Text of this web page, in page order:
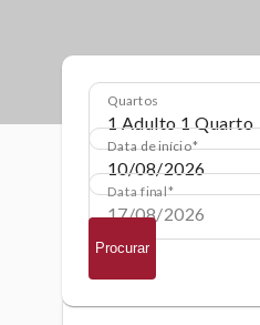
Quartos
Data de início
Data final
Procurar